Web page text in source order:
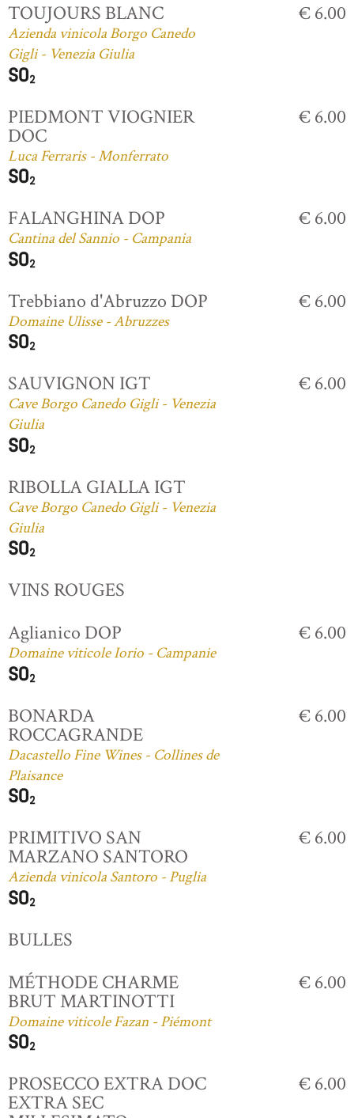
TOUJOURS BLANC
Azienda vinicola Borgo Canedo
Gigli - Venezia Giulia
€ 6.00
PIEDMONT VIOGNIER
DOC
Luca Ferraris - Monferrato
€ 6.00
FALANGHINA DOP
Cantina del Sannio - Campania
€ 6.00
Trebbiano d'Abruzzo DOP
Domaine Ulisse - Abruzzes
€ 6.00
SAUVIGNON IGT
Cave Borgo Canedo Gigli - Venezia
Giulia
€ 6.00
RIBOLLA GIALLA IGT
Cave Borgo Canedo Gigli - Venezia
Giulia
VINS ROUGES
Aglianico DOP
Domaine viticole Iorio - Campanie
€ 6.00
BONARDA
ROCCAGRANDE
Dacastello Fine Wines - Collines de
Plaisance
€ 6.00
PRIMITIVO SAN
MARZANO SANTORO
Azienda vinicola Santoro - Puglia
€ 6.00
BULLES
MÉTHODE CHARME
BRUT MARTINOTTI
Domaine viticole Fazan - Piémont
€ 6.00
PROSECCO EXTRA DOC
EXTRA SEC
€ 6.00